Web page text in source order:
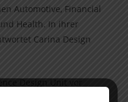
Automotive, Financial
Health. In ihrer
Carina Design
Design Unit vor